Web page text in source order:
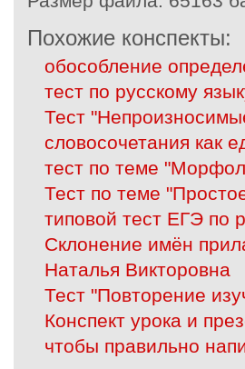
Похожие конспекты:
обособление
тест по русскому
Тест
словосочетания как
тест по теме
Тест по теме
типовой тест ЕГЭ по
Склонение имён
Наталья Викторовна
Тест "Повторение
Конспект урока и
чтобы правильно